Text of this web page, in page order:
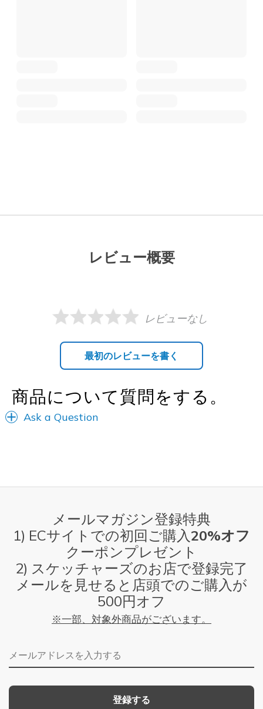
レビュー概要
レビューなし
最初のレビューを書く
商品について質問をする。
Ask a Question
メールマガジン登録特典
1) ECサイトでの初回ご購入20%オフ
クーポンプレゼント
2) スケッチャーズのお店で登録完了
メールを見せると店頭でのご購入が
500円オフ
※一部、対象外商品がございます。
メールアドレス
登録する